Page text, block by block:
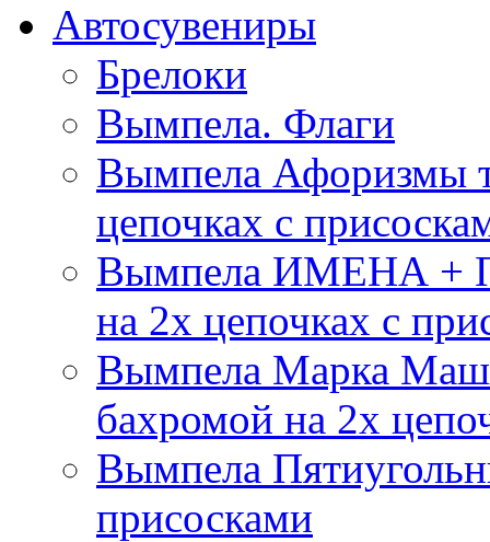
Автосувениры
Брелоки
Вымпела. Флаги
Вымпела Афоризмы
цепочках с
Вымпела ИМЕНА +
на 2х цепочках с
Вымпела Марка
бахромой на 2х
Вымпела
присосками